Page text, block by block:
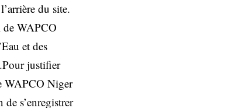
du site.
de WAPCO
et des
justifier
WAPCO Niger
s’enregistrer